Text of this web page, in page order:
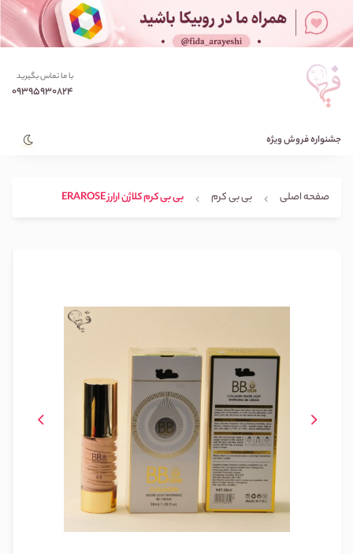
با ما تماس بگیرید
09395930824
جشنواره فروش ویژه
صفحه اصلی بی بی کرم بی بی کرم کلاژن ارارز ERAROSE